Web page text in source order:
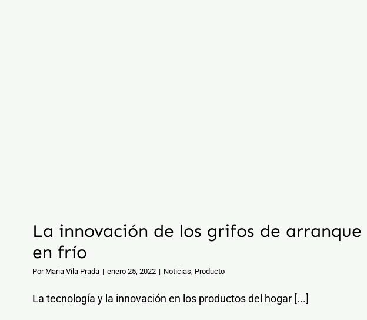
La innovación de los grifos de arranque
en frío
Por Maria Vila Prada | enero 25, 2022 | Noticias Producto
La tecnología y la innovación en los productos del hogar [...]